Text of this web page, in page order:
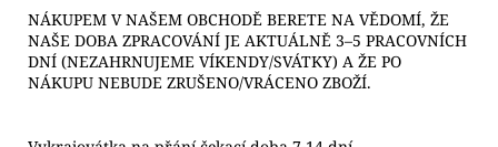
NÁKUPEM V NAŠEM OBCHODĚ BERETE NA VĚDOMÍ, ŽE
NAŠE DOBA ZPRACOVÁNÍ JE AKTUÁLNĚ 3–5 PRACOVNÍCH
DNÍ (NEZAHRNUJEME VÍKENDY/SVÁTKY) A ŽE PO
NÁKUPU NEBUDE ZRUŠENO/VRÁCENO ZBOŽÍ.